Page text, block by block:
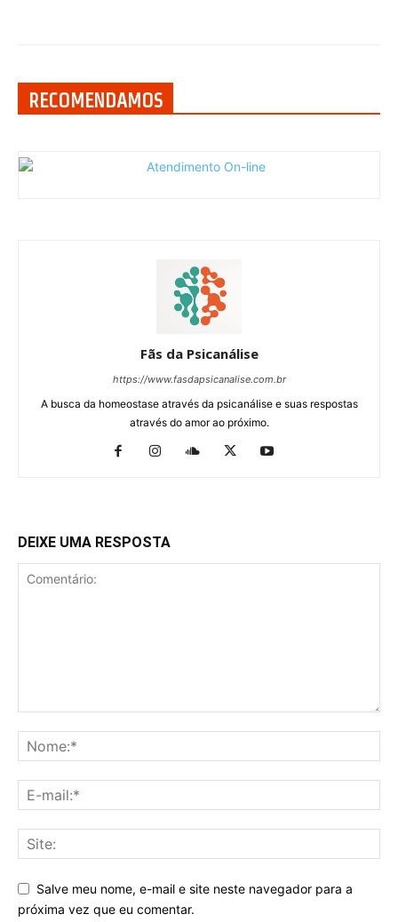
RECOMENDAMOS
Fãs da Psicanálise
https://www.fasdapsicanalise.com.br
A busca da homeostase através da psicanálise e suas respostas
através do amor ao próximo.
DEIXE UMA RESPOSTA
Salve meu nome, e-mail e site neste navegador para a
próxima vez que eu comentar.